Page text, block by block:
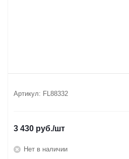
Артикул: FL88332
3 430 руб./шт
Нет в наличии